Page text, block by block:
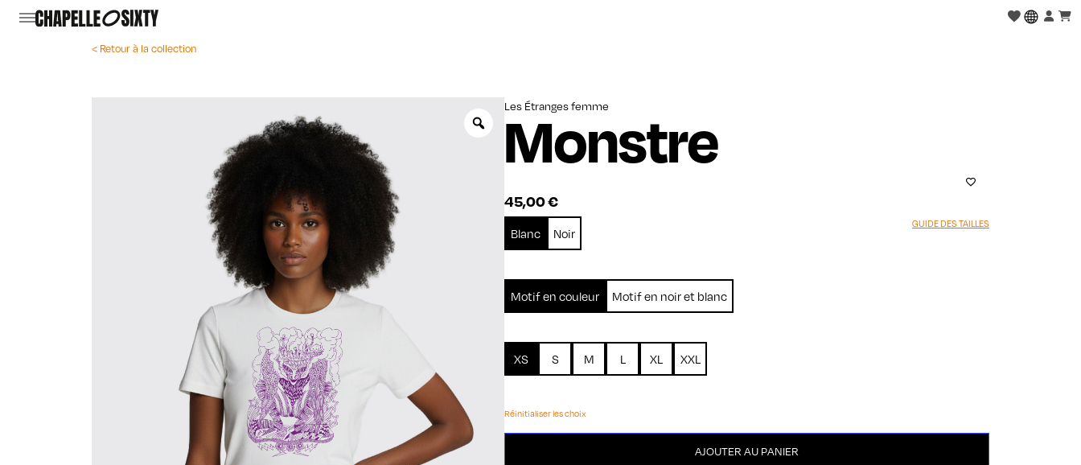
< Retour à la collection
Zoom
Les Étranges femme
Monstre
45,00€
GUIDE DES TAILLES
Blanc Noir
Motif en couleur Motif en noir et blanc
XS S M L XL XXL
Réinitialiser les choix
AJOUTER AU PANIER